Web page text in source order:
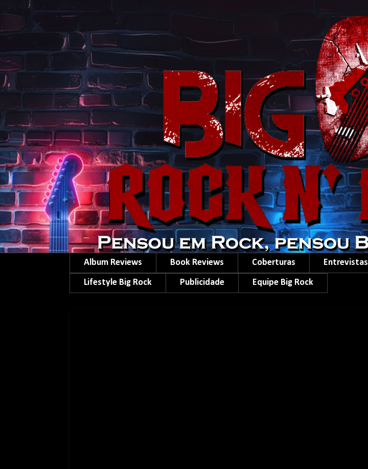
Album Reviews Book Reviews Coberturas Entrevistas
Lifestyle Big Rock Publicidade Equipe Big Rock